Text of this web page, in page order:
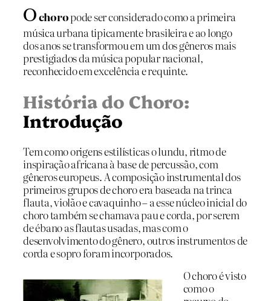
Ochoropode ser considerado como a primeira
música urbana tipicamente brasileira e ao longo
dos anos se transformou em um dos gêneros mais
prestigiados da música popular nacional,
reconhecido em excelência e requinte.
História do Choro:
Introdução
Tem como origens estilísticas o lundu, ritmo de
inspiração africana à base de percussão, com
gêneros europeus. A composição instrumental dos
primeiros grupos de choro era baseada na trinca
flauta, violão e cavaquinho – a esse núcleo inicial do
choro também se chamava pau e corda, por serem
de ébano as flautas usadas, mas com o
desenvolvimento do gênero, outros instrumentos de
corda e sopro foram incorporados.
O choro é visto
como o